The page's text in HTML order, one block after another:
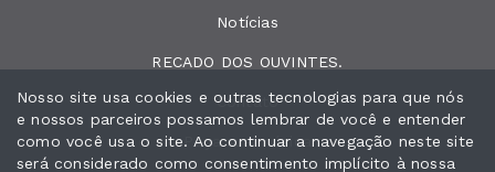
Notícias
RECADO DOS OUVINTES.
Contato
Peça sua música
Nosso site usa cookies e outras tecnologias para que nós
e nossos parceiros possamos lembrar de você e entender
como você usa o site. Ao continuar a navegação neste site
será considerado como consentimento implícito à nossa